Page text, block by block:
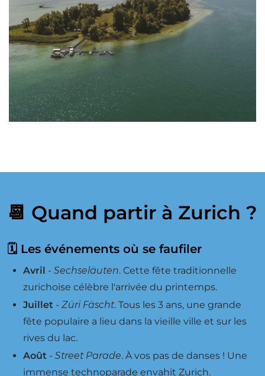
📆 Quand partir à Zurich ?
🗓 Les événements où se faufiler
Avril - Sechseläuten. Cette fête traditionnelle
zurichoise célèbre l'arrivée du printemps.
Juillet - Züri Fäscht. Tous les 3 ans, une grande
fête populaire a lieu dans la vieille ville et sur les
rives du lac.
Août - Street Parade. À vos pas de danses ! Une
immense technoparade envahit Zurich.